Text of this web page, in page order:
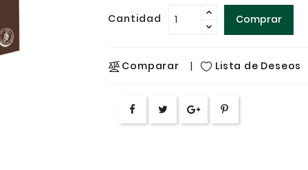
Cantidad Comprar
Comparar Lista de Deseos